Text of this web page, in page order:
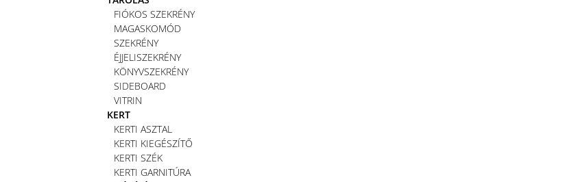
FIÓKOS SZEKRÉNY
MAGASKOMÓD
SZEKRÉNY
ÉJJELISZEKRÉNY
KÖNYVSZEKRÉNY
SIDEBOARD
VITRIN
KERT
KERTI ASZTAL
KERTI KIEGÉSZÍTŐ
KERTI SZÉK
KERTI GARNITÚRA